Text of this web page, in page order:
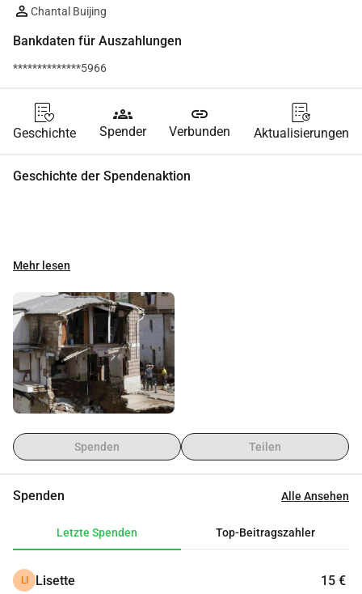
Chantal Buijing
Bankdaten für Auszahlungen
**************5966
Geschichte
groups
Spender
link
Verbunden Aktualisierungen
Geschichte der Spendenaktion
Mehr lesen
Spenden Teilen
Spenden Alle Ansehen
Letzte Spenden Top-Beitragszahler
LI Lisette 15 €